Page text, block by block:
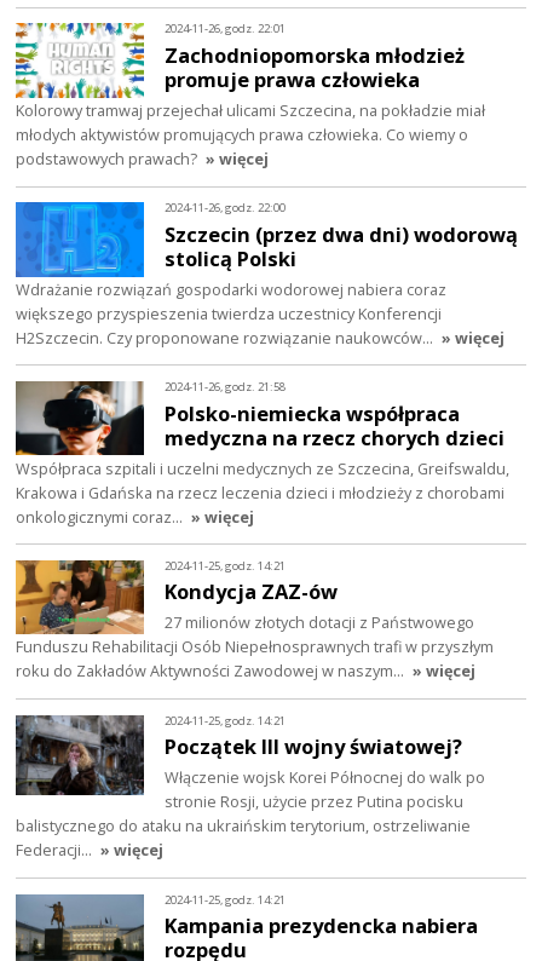
2024-11-26, godz. 22:01
Zachodniopomorska młodzież
promuje prawa człowieka
Kolorowy tramwaj przejechał ulicami Szczecina, na pokładzie miał
młodych aktywistów promujących prawa człowieka. Co wiemy o
podstawowych prawach? » więcej
2024-11-26, godz. 22:00
Szczecin (przez dwa dni) wodorową
stolicą Polski
Wdrażanie rozwiązań gospodarki wodorowej nabiera coraz
większego przyspieszenia twierdza uczestnicy Konferencji
H2Szczecin. Czy proponowane rozwiązanie naukowców… » więcej
2024-11-26, godz. 21:58
Polsko-niemiecka współpraca
medyczna na rzecz chorych dzieci
Współpraca szpitali i uczelni medycznych ze Szczecina, Greifswaldu,
Krakowa i Gdańska na rzecz leczenia dzieci i młodzieży z chorobami
onkologicznymi coraz… » więcej
2024-11-25, godz. 14:21
Kondycja ZAZ-ów
27 milionów złotych dotacji z Państwowego
Funduszu Rehabilitacji Osób Niepełnosprawnych trafi w przyszłym
roku do Zakładów Aktywności Zawodowej w naszym… » więcej
2024-11-25, godz. 14:21
Początek III wojny światowej?
Włączenie wojsk Korei Północnej do walk po
stronie Rosji, użycie przez Putina pocisku
balistycznego do ataku na ukraińskim terytorium, ostrzeliwanie
Federacji… » więcej
2024-11-25, godz. 14:21
Kampania prezydencka nabiera
rozpędu